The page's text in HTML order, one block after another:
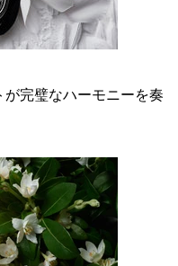
完璧なハーモニーを奏